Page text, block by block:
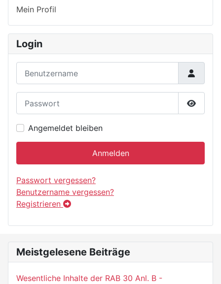
Mein Profil
Login
Angemeldet bleiben
Anmelden
Passwort vergessen?
Benutzername vergessen?
Registrieren
Meistgelesene Beiträge
Wesentliche Inhalte der RAB 30 Anl. B -